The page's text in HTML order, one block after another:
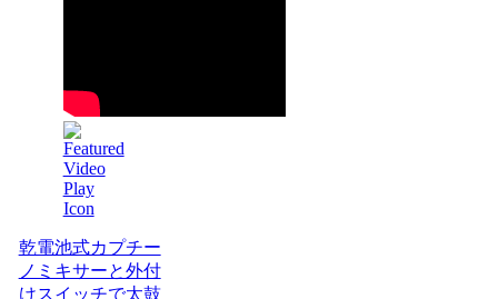
乾電池式カプチー
ノミキサーと外付
けスイッチで太鼓